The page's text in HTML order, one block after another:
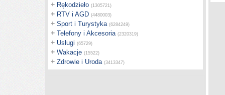
+ Rękodzieło (1305721)
+ RTV i AGD (4480003)
+ Sport i Turystyka (6284249)
+ Telefony i Akcesoria (2320319)
+ Usługi (65729)
+ Wakacje (15522)
+ Zdrowie i Uroda (3413347)